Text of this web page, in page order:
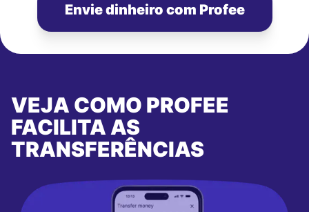
Envie dinheiro com Profee
VEJA COMO PROFEE
FACILITA AS
TRANSFERÊNCIAS